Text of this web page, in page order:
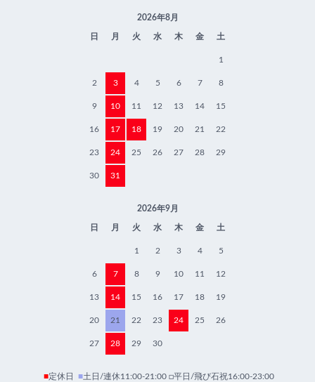
2026年8月
日 月 火 水 木 金 土
1
2 3 4 5 6 7 8
9 10 11 12 13 14 15
16 17 18 19 20 21 22
23 24 25 26 27 28 29
30 31
2026年9月
日 月 火 水 木 金 土
1 2 3 4 5
6 7 8 9 10 11 12
13 14 15 16 17 18 19
20 21 22 23 24 25 26
27 28 29 30
■定休日 ■土日/連休11:00-21:00 □平日/飛び石祝16:00-23:00